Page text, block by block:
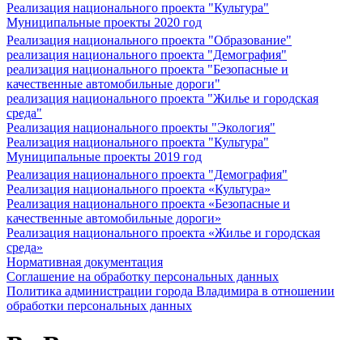
Реализация национального проекта "Культура"
Муниципальные проекты 2020 год
Реализация национального проекта "Образование"
реализация национального проекта "Демография"
реализация национального проекта "Безопасные и
качественные автомобильные дороги"
реализация национального проекта "Жилье и городская
среда"
Реализация национального проекты "Экология"
Реализация национального проекта "Культура"
Муниципальные проекты 2019 год
Реализация национального проекта "Демография"
Реализация национального проекта «Культура»
Реализация национального проекта «Безопасные и
качественные автомобильные дороги»
Реализация национального проекта «Жилье и городская
среда»
Нормативная документация
Соглашение на обработку персональных данных
Политика администрации города Владимира в отношении
обработки персональных данных